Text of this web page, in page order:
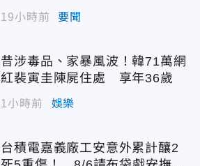
19小時前 要聞
昔涉毒品、家暴風波！韓71萬網
紅裴寅圭陳屍住處 享年36歲
1小時前 娛樂
台積電嘉義廠工安意外累計釀2